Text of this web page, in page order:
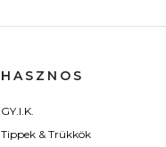
HASZNOS
GY.I.K.
Tippek & Trükkök